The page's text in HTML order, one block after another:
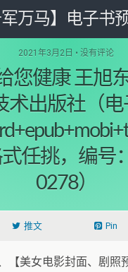
军万马】电子书
2021年3月2日 • 没有评论
您健康 王旭
术出版社（电
任挑，编号
0278）
推文 Pin
【美女电影封面、剧照